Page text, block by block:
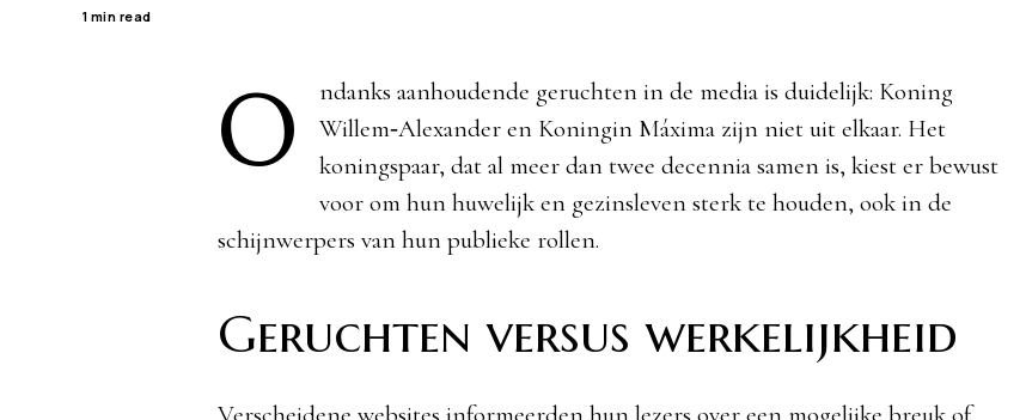
1 min read
O
ndanks aanhoudende geruchten in de media is duidelijk: Koning
Willem‑Alexander en Koningin Máxima zijn niet uit elkaar. Het
koningspaar, dat al meer dan twee decennia samen is, kiest er bewust
voor om hun huwelijk en gezinsleven sterk te houden, ook in de
schijnwerpers van hun publieke rollen.
Geruchten versus werkelijkheid